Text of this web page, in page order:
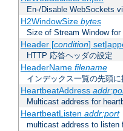
En-/Disable WebSockets
H2WindowSize bytes
Size of Stream Window for
Header [condition]
HTTP 応答ヘッダの設定
HeaderName filename
インデックス一覧の先頭
HeartbeatAddress
Multicast address for
HeartbeatListen addr:port
multicast address to listen